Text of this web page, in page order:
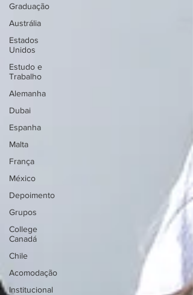
Graduação
Austrália
Estados
Unidos
Estudo e
Trabalho
Alemanha
Dubai
Espanha
Malta
França
México
Depoimento
Grupos
College
Canadá
Chile
Acomodação
Institucional